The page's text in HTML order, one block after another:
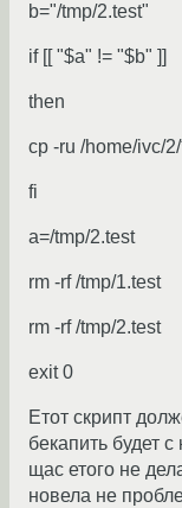
b="/tmp/2.test"
if [[ "$a" != "$b" ]]
then
cp -ru /home/ivc/
fi
a=/tmp/2.test
rm -rf /tmp/1.test
rm -rf /tmp/2.test
exit 0
Етот скрипт
бекапить будет с
щас етого не
новела не